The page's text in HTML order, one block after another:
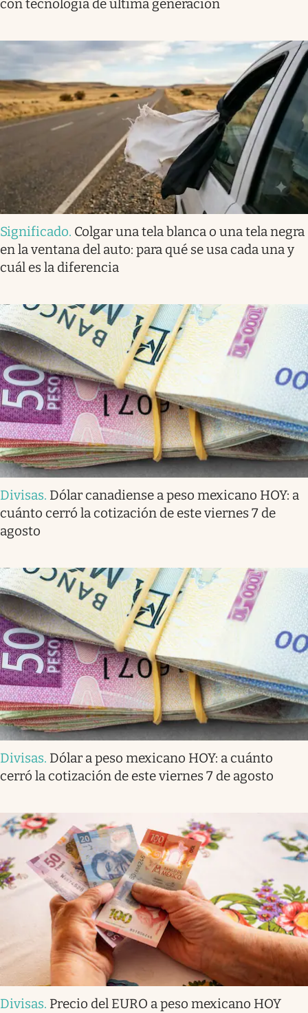
con tecnología de última generación
Significado. Colgar una tela blanca o una tela negra
en la ventana del auto: para qué se usa cada una y
cuál es la diferencia
Divisas. Dólar canadiense a peso mexicano HOY: a
cuánto cerró la cotización de este viernes 7 de
agosto
Divisas. Dólar a peso mexicano HOY: a cuánto
cerró la cotización de este viernes 7 de agosto
Divisas. Precio del EURO a peso mexicano HOY